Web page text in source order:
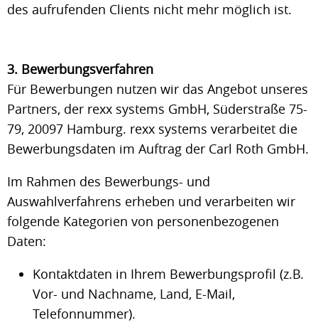
des aufrufenden Clients nicht mehr möglich ist.
3. Bewerbungsverfahren
Für Bewerbungen nutzen wir das Angebot unseres
Partners, der rexx systems GmbH, Süderstraße 75-
79, 20097 Hamburg. rexx systems verarbeitet die
Bewerbungsdaten im Auftrag der Carl Roth GmbH.
Im Rahmen des Bewerbungs- und
Auswahlverfahrens erheben und verarbeiten wir
folgende Kategorien von personenbezogenen
Daten:
Kontaktdaten in Ihrem Bewerbungsprofil (z.B.
Vor- und Nachname, Land, E-Mail,
Telefonnummer).